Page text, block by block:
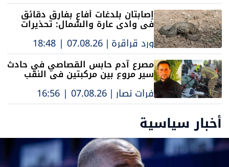
إصابتان بلدغات أفاعٍ بفارق دقائق
في وادي عارة والشمال: تحذيرات
من تزايد مخاطر الزواحف والحشرات
السامة في الصيف
ورد قراقرة |
07.08.26 | 18:48
مصرع آدم حابس القصاصي في حادث
سير مروع بين مركبتين في النقب
فرات نصار |
07.08.26 | 16:56
أخبار سياسية